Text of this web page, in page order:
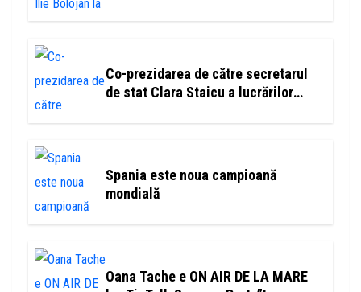
Co-prezidarea de către secretarul
de stat Clara Staicu a lucrărilor
Spania este noua campioană
mondială
Oana Tache e ON AIR DE LA MARE